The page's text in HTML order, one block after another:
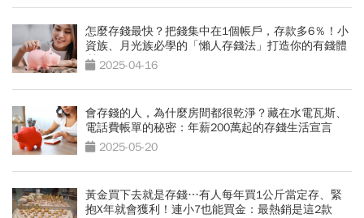
怎麼存錢最快？把錢集中在1個帳戶，存款多6％！小
資族、月光族必學的「懶人存錢法」打造你的有錢體
質 2025-04-16
會存錢的人，為什麼房間都很乾淨？藏在水電瓦斯、
電話費帳單的秘密：年薪200萬起的存錢生活宣言
2025-05-20
黃金買下去就是存錢…有人每年買1公斤當定存、緊
抱X年就會獲利！連小7也能買金：最熱銷是這2款